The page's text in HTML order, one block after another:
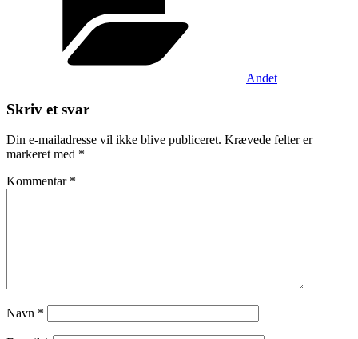
Andet
Skriv et svar
Din e-mailadresse vil ikke blive publiceret. Krævede felter er
markeret med *
Kommentar *
Navn *